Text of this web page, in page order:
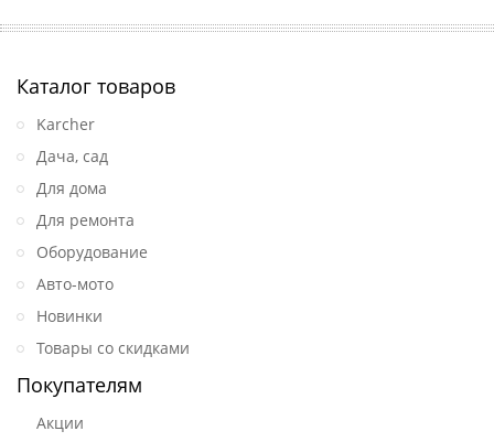
Каталог товаров
Karcher
Дача, сад
Для дома
Для ремонта
Оборудование
Авто-мото
Новинки
Товары со скидками
Покупателям
Акции